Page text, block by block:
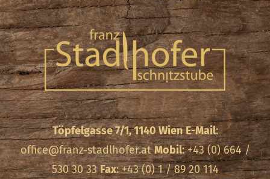
Töpfelgasse 7/1, 1140 Wien E-Mail:
office@franz-stadlhofer.at Mobil: +43 (0) 664 /
530 30 33Fax: +43 (0) 1 / 89 20 114